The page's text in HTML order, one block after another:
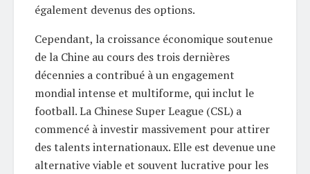
également devenus des options.
Cependant, la croissance économique soutenue
de la Chine au cours des trois dernières
décennies a contribué à un engagement
mondial intense et multiforme, qui inclut le
football. La Chinese Super League (CSL) a
commencé à investir massivement pour attirer
des talents internationaux. Elle est devenue une
alternative viable et souvent lucrative pour les